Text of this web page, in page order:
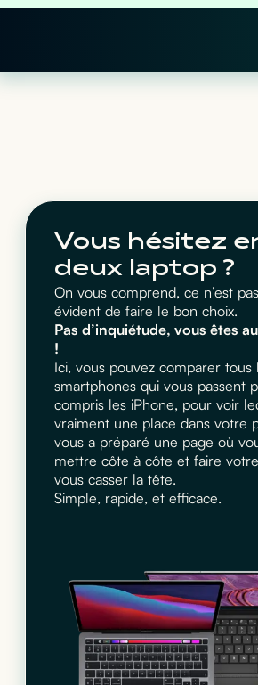
Vous hésitez
deux laptop ?
On vous comprend, ce n’est
évident de faire le bon choix.
Pas d’inquiétude, vous êtes
!
Ici, vous pouvez comparer tous
smartphones qui vous passent
compris les iPhone, pour voir
vraiment une place dans votre
vous a préparé une page où
mettre côte à côte et faire
vous casser la tête.
Simple, rapide, et efficace.